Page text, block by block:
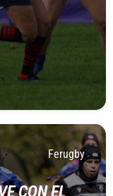
Ferugby
CON EL